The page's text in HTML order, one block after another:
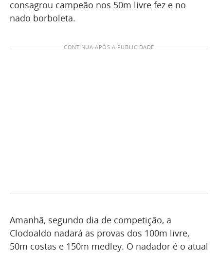
consagrou campeão nos 50m livre fez e no
nado borboleta.
CONTINUA APÓS A PUBLICIDADE
Amanhã, segundo dia de competição, a
Clodoaldo nadará as provas dos 100m livre,
50m costas e 150m medley. O nadador é o atual